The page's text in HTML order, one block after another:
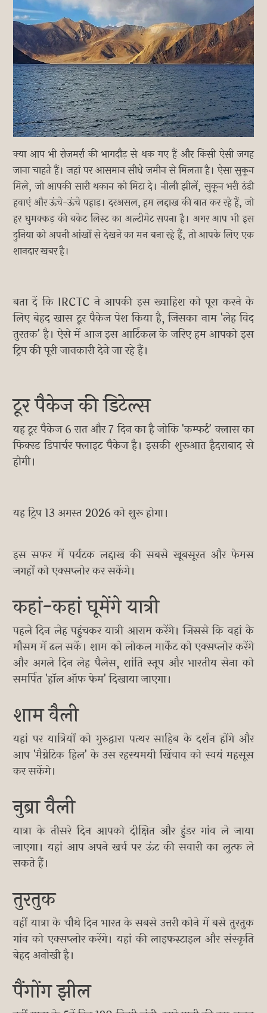
क्या आप भी रोजमर्रा की भागदौड़ से थक गए हैं और किसी ऐसी जगह
जाना चाहते हैं। जहां पर आसमान सीधे जमीन से मिलता है। ऐसा सुकून
मिले, जो आपकी सारी थकान को मिटा दे। नीली झीलें, सुकून भरी ठंडी
हवाएं और ऊंचे-ऊंचे पहाड़। दरअसल, हम लद्दाख की बात कर रहे हैं, जो
हर घुमक्कड़ की बकेट लिस्ट का अल्टीमेट सपना है। अगर आप भी इस
दुनिया को अपनी आंखों से देखने का मन बना रहे हैं, तो आपके लिए एक
शानदार खबर है।
बता दें कि IRCTC ने आपकी इस ख्वाहिश को पूरा करने के
लिए बेहद खास टूर पैकेज पेश किया है, जिसका नाम 'लेह विद
तुरतक' है। ऐसे में आज इस आर्टिकल के जरिए हम आपको इस
ट्रिप की पूरी जानकारी देने जा रहे हैं।
टूर पैकेज की डिटेल्स
यह टूर पैकेज 6 रात और 7 दिन का है जोकि 'कम्फर्ट' क्लास का
फिक्स्ड डिपार्चर फ्लाइट पैकेज है। इसकी शुरूआत हैदराबाद से
होगी।
यह ट्रिप 13 अगस्त 2026 को शुरू होगा।
इस सफर में पर्यटक लद्दाख की सबसे खूबसूरत और फेमस
जगहों को एक्सप्लोर कर सकेंगे।
कहां-कहां घूमेंगे यात्री
पहले दिन लेह पहुंचकर यात्री आराम करेंगे। जिससे कि वहां के
मौसम में ढल सकें। शाम को लोकल मार्केट को एक्सप्लोर करेंगे
और अगले दिन लेह पैलेस, शांति स्तूप और भारतीय सेना को
समर्पित 'हॉल ऑफ फेम' दिखाया जाएगा।
शाम वैली
यहां पर यात्रियों को गुरुद्वारा पत्थर साहिब के दर्शन होंगे और
आप 'मैग्नेटिक हिल' के उस रहस्यमयी खिंचाव को स्वयं महसूस
कर सकेंगे।
नुब्रा वैली
यात्रा के तीसरे दिन आपको दीक्षित और हुंडर गांव ले जाया
जाएगा। यहां आप अपने खर्च पर ऊंट की सवारी का लुत्फ ले
सकते हैं।
तुरतुक
वहीं यात्रा के चौथे दिन भारत के सबसे उत्तरी कोने में बसे तुरतुक
गांव को एक्सप्लोर करेंगे। यहां की लाइफस्टाइल और संस्कृति
बेहद अनोखी है।
पैंगोंग झील